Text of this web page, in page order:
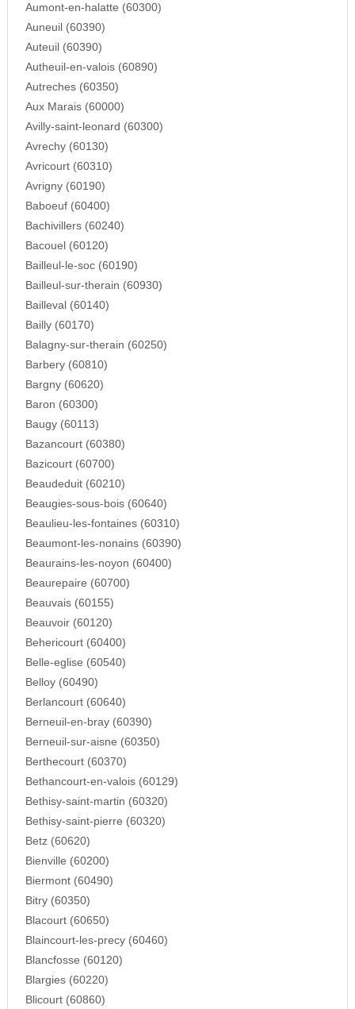
Aumont-en-halatte (60300)
Auneuil (60390)
Auteuil (60390)
Autheuil-en-valois (60890)
Autreches (60350)
Aux Marais (60000)
Avilly-saint-leonard (60300)
Avrechy (60130)
Avricourt (60310)
Avrigny (60190)
Baboeuf (60400)
Bachivillers (60240)
Bacouel (60120)
Bailleul-le-soc (60190)
Bailleul-sur-therain (60930)
Bailleval (60140)
Bailly (60170)
Balagny-sur-therain (60250)
Barbery (60810)
Bargny (60620)
Baron (60300)
Baugy (60113)
Bazancourt (60380)
Bazicourt (60700)
Beaudeduit (60210)
Beaugies-sous-bois (60640)
Beaulieu-les-fontaines (60310)
Beaumont-les-nonains (60390)
Beaurains-les-noyon (60400)
Beaurepaire (60700)
Beauvais (60155)
Beauvoir (60120)
Behericourt (60400)
Belle-eglise (60540)
Belloy (60490)
Berlancourt (60640)
Berneuil-en-bray (60390)
Berneuil-sur-aisne (60350)
Berthecourt (60370)
Bethancourt-en-valois (60129)
Bethisy-saint-martin (60320)
Bethisy-saint-pierre (60320)
Betz (60620)
Bienville (60200)
Biermont (60490)
Bitry (60350)
Blacourt (60650)
Blaincourt-les-precy (60460)
Blancfosse (60120)
Blargies (60220)
Blicourt (60860)